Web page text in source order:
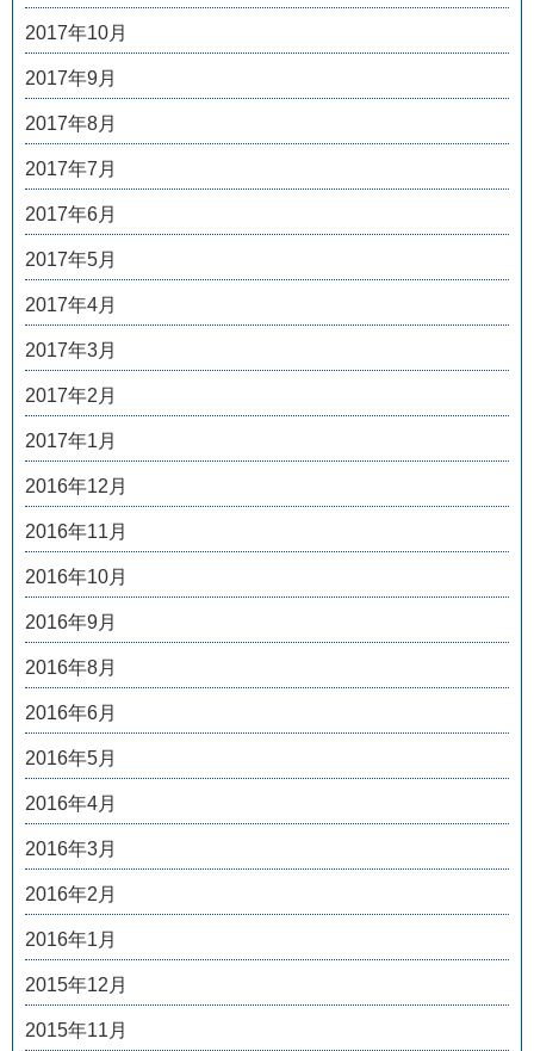
2017年10月
2017年9月
2017年8月
2017年7月
2017年6月
2017年5月
2017年4月
2017年3月
2017年2月
2017年1月
2016年12月
2016年11月
2016年10月
2016年9月
2016年8月
2016年6月
2016年5月
2016年4月
2016年3月
2016年2月
2016年1月
2015年12月
2015年11月